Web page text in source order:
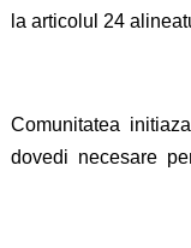
la articolul 24
Comunitatea
dovedi necesare